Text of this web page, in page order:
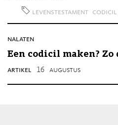
levenstestament codicil
nalaten
Een codicil maken? Zo
artikel 16 augustus